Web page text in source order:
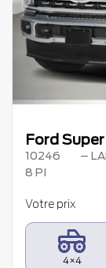
Précédent
Ford
10246
–
8 PI
Votre prix
4×4